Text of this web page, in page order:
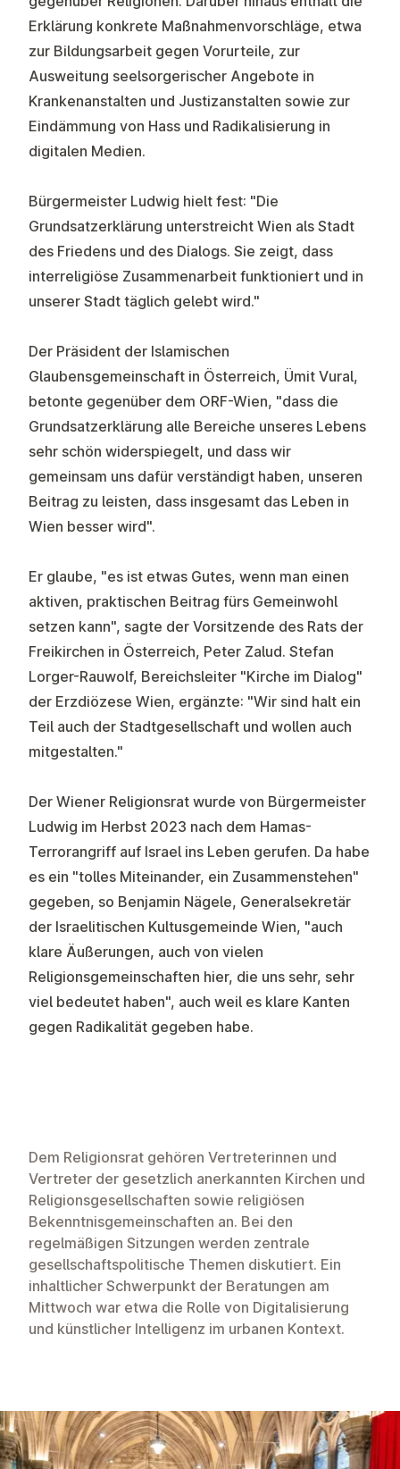
Erklärung konkrete Maßnahmenvorschläge, etwa
zur Bildungsarbeit gegen Vorurteile, zur
Ausweitung seelsorgerischer Angebote in
Krankenanstalten und Justizanstalten sowie zur
Eindämmung von Hass und Radikalisierung in
digitalen Medien.
Bürgermeister Ludwig hielt fest: "Die
Grundsatzerklärung unterstreicht Wien als Stadt
des Friedens und des Dialogs. Sie zeigt, dass
interreligiöse Zusammenarbeit funktioniert und in
unserer Stadt täglich gelebt wird."
Der Präsident der Islamischen
Glaubensgemeinschaft in Österreich, Ümit Vural,
betonte gegenüber dem ORF-Wien, "dass die
Grundsatzerklärung alle Bereiche unseres Lebens
sehr schön widerspiegelt, und dass wir
gemeinsam uns dafür verständigt haben, unseren
Beitrag zu leisten, dass insgesamt das Leben in
Wien besser wird".
Er glaube, "es ist etwas Gutes, wenn man einen
aktiven, praktischen Beitrag fürs Gemeinwohl
setzen kann", sagte der Vorsitzende des Rats der
Freikirchen in Österreich, Peter Zalud. Stefan
Lorger-Rauwolf, Bereichsleiter "Kirche im Dialog"
der Erzdiözese Wien, ergänzte: "Wir sind halt ein
Teil auch der Stadtgesellschaft und wollen auch
mitgestalten."
Der Wiener Religionsrat wurde von Bürgermeister
Ludwig im Herbst 2023 nach dem Hamas-
Terrorangriff auf Israel ins Leben gerufen. Da habe
es ein "tolles Miteinander, ein Zusammenstehen"
gegeben, so Benjamin Nägele, Generalsekretär
der Israelitischen Kultusgemeinde Wien, "auch
klare Äußerungen, auch von vielen
Religionsgemeinschaften hier, die uns sehr, sehr
viel bedeutet haben", auch weil es klare Kanten
gegen Radikalität gegeben habe.
Dem Religionsrat gehören Vertreterinnen und
Vertreter der gesetzlich anerkannten Kirchen und
Religionsgesellschaften sowie religiösen
Bekenntnisgemeinschaften an. Bei den
regelmäßigen Sitzungen werden zentrale
gesellschaftspolitische Themen diskutiert. Ein
inhaltlicher Schwerpunkt der Beratungen am
Mittwoch war etwa die Rolle von Digitalisierung
und künstlicher Intelligenz im urbanen Kontext.